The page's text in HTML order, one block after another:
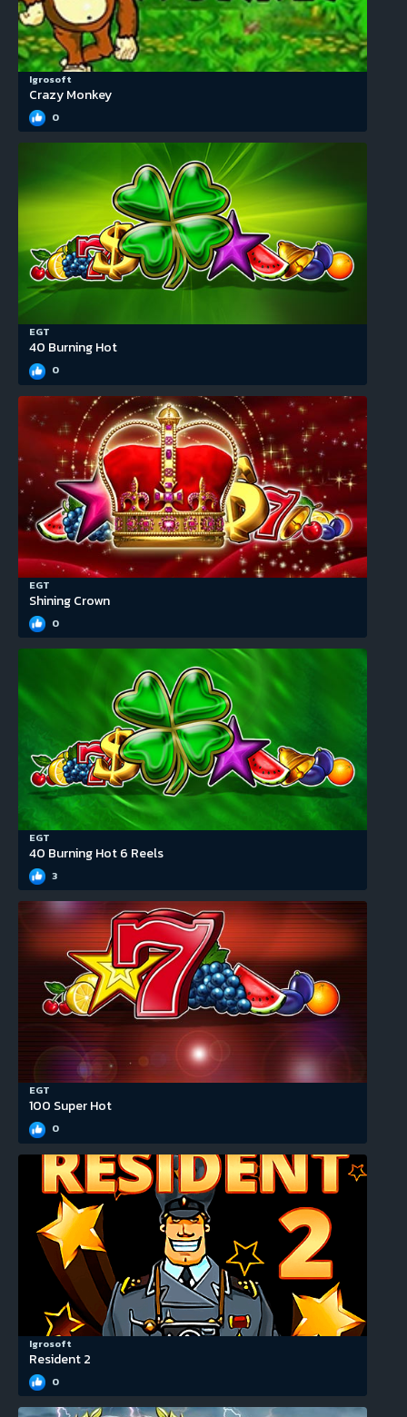
Igrosoft
Crazy Monkey
0
EGT
40 Burning Hot
0
EGT
Shining Crown
0
EGT
40 Burning Hot 6 Reels
3
EGT
100 Super Hot
0
Igrosoft
Resident 2
0